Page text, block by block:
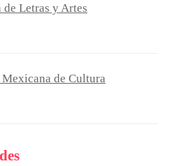
Letras y Artes
de Cultura